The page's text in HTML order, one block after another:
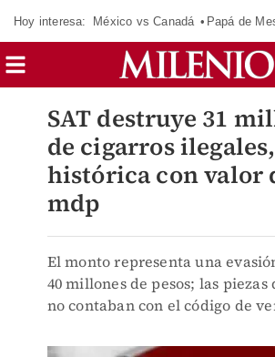
Hoy interesa: México vs Canadá Papá de
SAT destruye 31
de cigarros
histórica con valor
mdp
El monto representa una
40 millones de pesos; las piezas
no contaban con el código de